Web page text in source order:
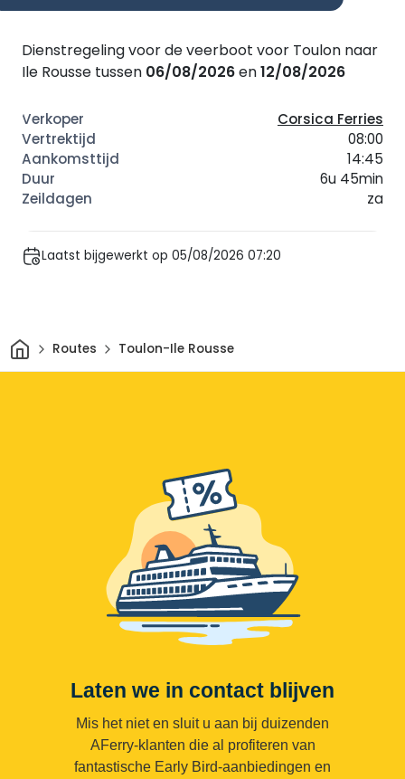
Dienstregeling voor de veerboot voor Toulon naar
Ile Rousse tussen 06/08/2026en12/08/2026
Corsica Ferries
08:00
14:45
6u 45min
za
Laatst bijgewerkt op 05/08/2026 07:20
ThuisRoutes Toulon-Ile Rousse
Laten we in contact blijven
Mis het niet en sluit u aan bij duizenden
AFerry-klanten die al profiteren van
fantastische Early Bird-aanbiedingen en